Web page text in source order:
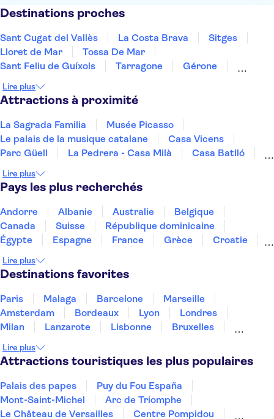
Destinations proches
Sant Cugat del Vallès La Costa Brava
Sitges
Lloret de Mar
Tossa De Mar
Sant Feliu de Guíxols
Tarragone
Gérone
Deltebre
Peñíscola Majorque
Lire plus
Attractions à proximité
La Sagrada Familia
Musée Picasso
Le palais de la musique catalane
Casa Vicens
Parc Güell
La Pedrera - Casa Milà
Casa Batlló
Le musée Picasso Malaga
Musée Reina Sofía
Stade Santiago Bernabéu
Musée Thyssen-Bornemisza
Lire plus
Pays les plus recherchés
Andorre Albanie Australie
Belgique
Canada
Suisse
République dominicaine
Égypte
Espagne France Grèce
Croatie
Thaïlande
Tunisie
Lire plus
Destinations favorites
Paris Malaga Barcelone
Marseille
Amsterdam
Bordeaux Lyon
Londres
Milan
Lanzarote Lisbonne
Bruxelles
Dubai
Copenhague Minorque Montpellier
Lire plus
Attractions touristiques les plus populaires
Palais des papes
Puy du Fou España
Mont-Saint-Michel
Arc de Triomphe
Le Château de Versailles
Centre Pompidou